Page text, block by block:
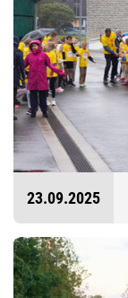
23.09.2025